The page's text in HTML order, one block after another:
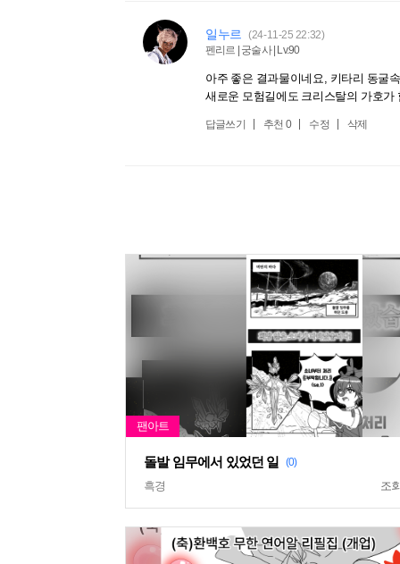
일누르
(24-11-25 22:32)
펜리르 | 궁술사 | Lv.90
아주 좋은 결과물이네요, 키타리 동굴
새로운 모험길에도 크리스탈의 가호가
답글쓰기 추천 0 수정 삭제
돌발 임무에서 있었던 일 (0)
흑경 조